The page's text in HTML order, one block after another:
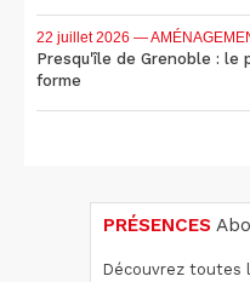
22 juillet 2026 —
Presqu'île de Grenoble : le
forme
PRÉSENCES
Découvrez toutes